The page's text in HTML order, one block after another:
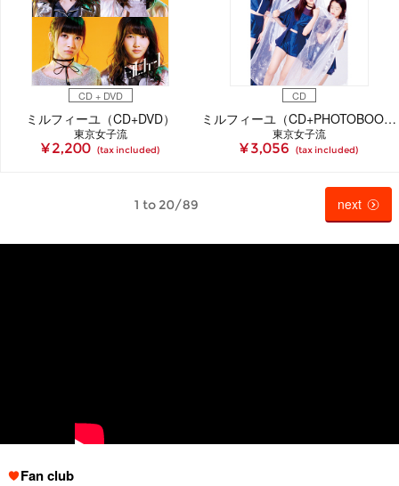
CD + DVD
ミルフィーユ（CD+DVD）
東京女子流
¥ 2,200 (tax included)
CD
ミルフィーユ（CD+PHOTOBOOK）
東京女子流
¥ 3,056 (tax included)
1 to 20/89 next
Fan club